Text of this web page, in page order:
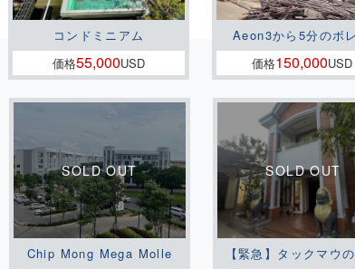
コンドミニアム
価格55,000USD
Aeon3から5分のボ
価格150,000USD
Chip Mong Mega Molle
【緊急】タックマウ